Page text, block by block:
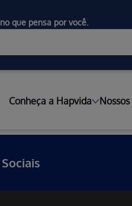
Conheça a Hapvida
que pensa por você.